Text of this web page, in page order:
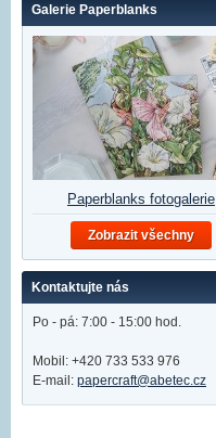
Galerie Paperblanks
Paperblanks fotogalerie
Zobrazit všechny
Kontaktujte nás
Po - pá: 7:00 - 15:00 hod.
Mobil: +420 733 533 976
E-mail: papercraft@abetec.cz